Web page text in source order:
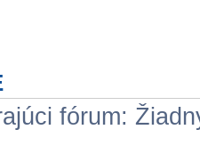
fórum: